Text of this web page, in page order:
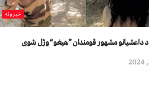
خبرونه
داعشیانو مشهور قومندان ”هیغو“ وژل شوی